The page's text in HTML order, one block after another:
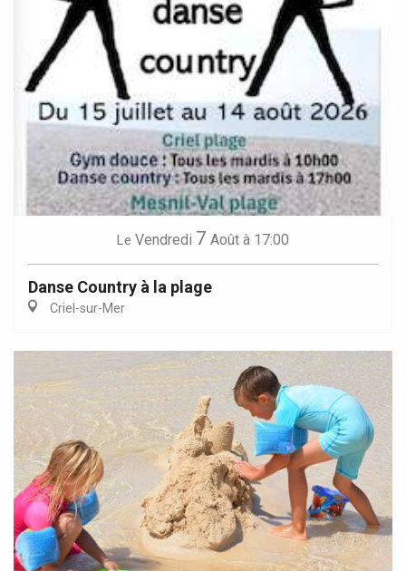
Le Vendredi 7 Août à 17:00
Danse Country à la plage
Criel-sur-Mer